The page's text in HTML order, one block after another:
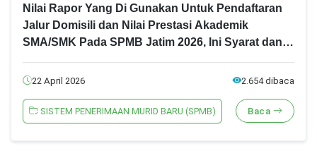
Nilai Rapor Yang Di Gunakan Untuk Pendaftaran
Jalur Domisili dan Nilai Prestasi Akademik
SMA/SMK Pada SPMB Jatim 2026, Ini Syarat dan
22 April 2026 2.654 dibaca
SISTEM PENERIMAAN MURID BARU (SPMB) Baca